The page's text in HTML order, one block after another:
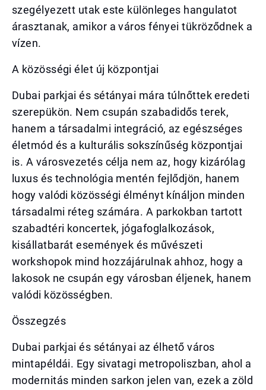
szegélyezett utak este különleges hangulatot
árasztanak, amikor a város fényei tükröződnek a
vízen.
A közösségi élet új központjai
Dubai parkjai és sétányai mára túlnőttek eredeti
szerepükön. Nem csupán szabadidős terek,
hanem a társadalmi integráció, az egészséges
életmód és a kulturális sokszínűség központjai
is. A városvezetés célja nem az, hogy kizárólag
luxus és technológia mentén fejlődjön, hanem
hogy valódi közösségi élményt kínáljon minden
társadalmi réteg számára. A parkokban tartott
szabadtéri koncertek, jógafoglalkozások,
kisállatbarát események és művészeti
workshopok mind hozzájárulnak ahhoz, hogy a
lakosok ne csupán egy városban éljenek, hanem
valódi közösségben.
Összegzés
Dubai parkjai és sétányai az élhető város
mintapéldái. Egy sivatagi metropoliszban, ahol a
modernitás minden sarkon jelen van, ezek a zöld